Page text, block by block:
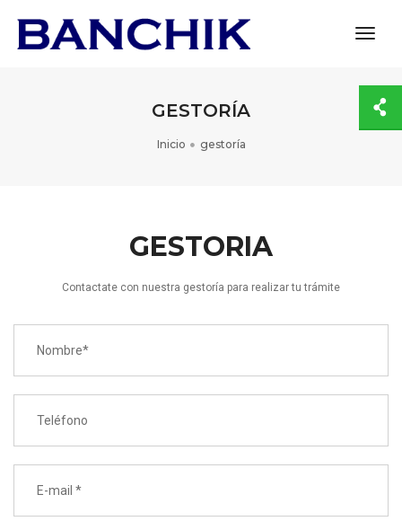
GESTORÍA
Inicio gestoría
GESTORIA
Contactate con nuestra gestoría para realizar tu trámite